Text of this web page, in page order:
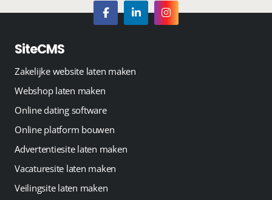
SiteCMS
Zakelijke website laten maken
Webshop laten maken
Online dating software
Online platform bouwen
Advertentiesite laten maken
Vacaturesite laten maken
Veilingsite laten maken